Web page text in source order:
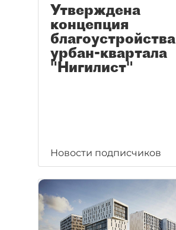
Утверждена
концепция
благоустройства
урбан-квартала
"Нигилист"
Новости подписчиков